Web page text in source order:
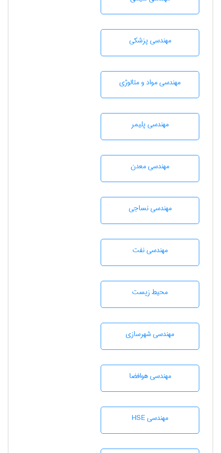
مهندسی پزشکی
مهندسی مواد و متالوژی
مهندسی پليمر
مهندسی معدن
مهندسي نساجی
مهندسی نفت
محيط زيست
مهندسی شهرسازی
مهندسی هوافضا
مهندسی HSE